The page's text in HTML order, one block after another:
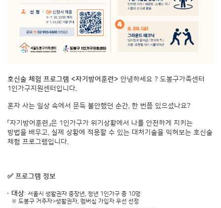
호신술 체험 프로그램 <자기방어훈련> 안녕하세요 ? 도봉구가족센터
1인가구지원센터입니다.
혼자 사는 일상 속에서 문득 불안했던 순간, 한 번쯤 있으셨나요?
「자기방어훈련」은 1인가구가 위기상황에서 나를 안전하게 지키는
방법을 배우고, 실제 상황에 적용할 수 있는 대처기술을 익혀보는 호신술
체험 프로그램입니다.
✅ 프로그램 정보
대상: 서울시 생활권자 중장년, 청년 1인가구 총 10명
※ 도봉구 거주자>생활권자, 멤버십 가입자 우선 선정